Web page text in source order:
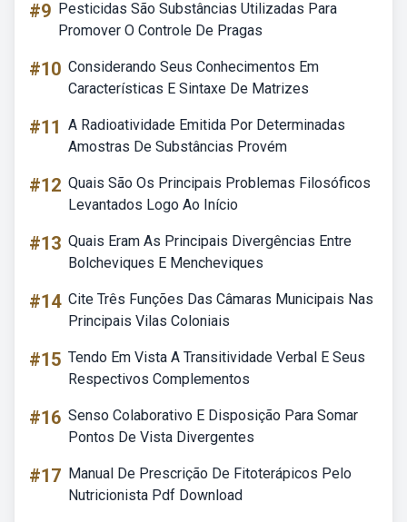
#9 Pesticidas São Substâncias Utilizadas Para
Promover O Controle De Pragas
#10 Considerando Seus Conhecimentos Em
Características E Sintaxe De Matrizes
#11 A Radioatividade Emitida Por Determinadas
Amostras De Substâncias Provém
#12 Quais São Os Principais Problemas Filosóficos
Levantados Logo Ao Início
#13 Quais Eram As Principais Divergências Entre
Bolcheviques E Mencheviques
#14 Cite Três Funções Das Câmaras Municipais Nas
Principais Vilas Coloniais
#15 Tendo Em Vista A Transitividade Verbal E Seus
Respectivos Complementos
#16 Senso Colaborativo E Disposição Para Somar
Pontos De Vista Divergentes
#17 Manual De Prescrição De Fitoterápicos Pelo
Nutricionista Pdf Download